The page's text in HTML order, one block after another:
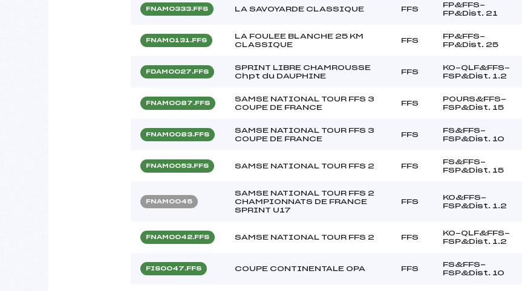
FNAM0333.FFS LA SAVOYARDE CLASSIQUE FFS
FP&FFS-
FP&Dist. 21
FNAM0131.FFS
LA FOULEE BLANCHE 25 KM
CLASSIQUE
FFS
FP&FFS-
FP&Dist. 25
FDAM0027.FFS
SPRINT LIBRE CHAMROUSSE
Chpt du DAUPHINE
FFS
KO-QLF&FFS-
FSP&Dist. 1.2
FNAM0087.FFS
SAMSE NATIONAL TOUR FFS 3
COUPE DE FRANCE
FFS
POURS&FFS-
FSP&Dist. 15
FNAM0083.FFS
SAMSE NATIONAL TOUR FFS 3
COUPE DE FRANCE
FFS
FS&FFS-
FSP&Dist. 10
FNAM0053.FFS SAMSE NATIONAL TOUR FFS 2 FFS
FS&FFS-
FSP&Dist. 15
FNAM0045
SAMSE NATIONAL TOUR FFS 2
CHAMPIONNATS DE FRANCE
SPRINT U17
FFS
KO&FFS-
FSP&Dist. 1.2
FNAM0042.FFS SAMSE NATIONAL TOUR FFS 2 FFS
KO-QLF&FFS-
FSP&Dist. 1.2
FIS0047.FFS COUPE CONTINENTALE OPA FFS
FS&FFS-
FSP&Dist. 10